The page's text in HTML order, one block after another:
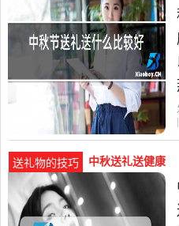
送礼物的技巧 中秋送礼送健康